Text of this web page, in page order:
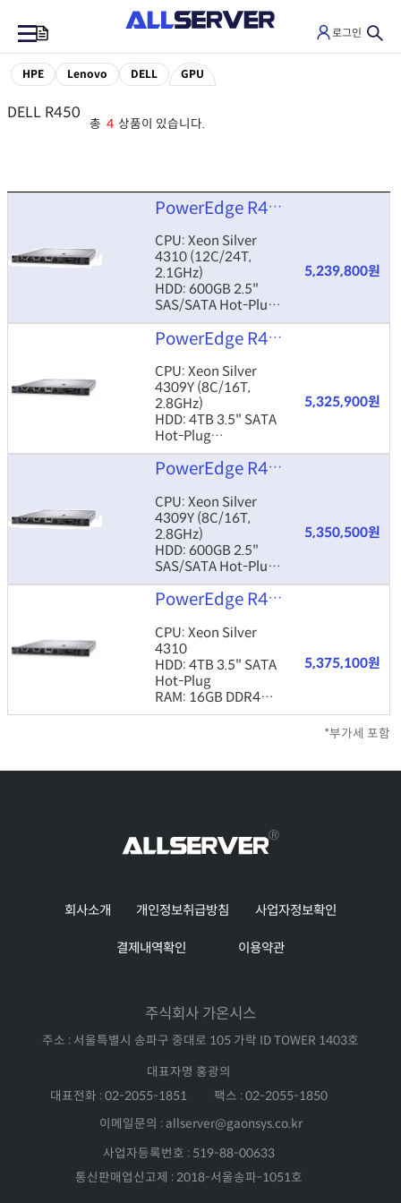
로그인
HPE Lenovo DELL GPU
DELL R450
총 4 상품이 있습니다.
PowerEdge R450 4310 16GB 600GB
CPU: Xeon Silver
4310 (12C/24T,
2.1GHz)
HDD: 600GB 2.5"
SAS/SATA Hot-Plug
RAM: 16GB DDR4
ECC RDIMM
ETC: H755, 5720 DP,
800W×2, 3yr PS 4hr
5,239,800원
PowerEdge R450 4309Y 16GB 4TB
CPU: Xeon Silver
4309Y (8C/16T,
2.8GHz)
HDD: 4TB 3.5" SATA
Hot-Plug
RAM: 16GB DDR4
ECC RDIMM
ETC: H755, 5720 DP,
3yr PSMC
5,325,900원
PowerEdge R450 4309Y 16GB 600GB
CPU: Xeon Silver
4309Y (8C/16T,
2.8GHz)
HDD: 600GB 2.5"
SAS/SATA Hot-Plug
RAM: 16GB DDR4
ECC RDIMM
ETC: H755, 5720 DP,
800W×2, 3yr PS 4hr
5,350,500원
PowerEdge R450 4310 16GB 4TB
CPU: Xeon Silver
4310
HDD: 4TB 3.5" SATA
Hot-Plug
RAM: 16GB DDR4
ECC RDIMM
5,375,100원
*부가세 포함
회사소개 개인정보취급방침 사업자정보확인
결제내역확인 이용약관
주식회사 가온시스
주소 : 서울특별시 송파구 중대로 105 가락 ID TOWER 1403호
대표자명 홍광의
대표전화 : 02-2055-1851
팩스 : 02-2055-1850
이메일문의 : allserver@gaonsys.co.kr
사업자등록번호 : 519-88-00633
통신판매업신고제 : 2018-서울송파-1051호